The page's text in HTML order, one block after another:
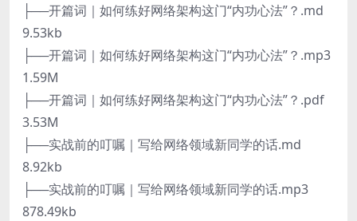
├──开篇词｜如何练好网络架构这门“内功心法”？.md
9.53kb
├──开篇词｜如何练好网络架构这门“内功心法”？.mp3
1.59M
├──开篇词｜如何练好网络架构这门“内功心法”？.pdf
3.53M
├──实战前的叮嘱｜写给网络领域新同学的话.md
8.92kb
├──实战前的叮嘱｜写给网络领域新同学的话.mp3
878.49kb